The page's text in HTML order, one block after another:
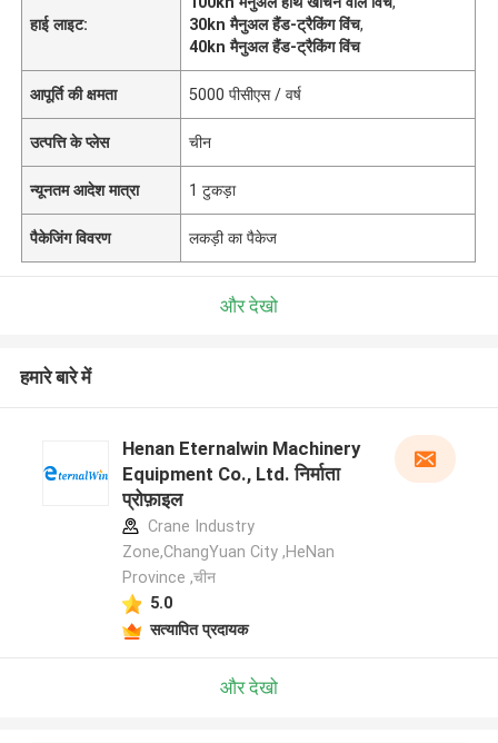
हाई लाइट:
30kn मैनुअल हैंड-ट्रैकिंग विंच,
40kn मैनुअल हैंड-ट्रैकिंग विंच
आपूर्ति की क्षमता 5000 पीसीएस / वर्ष
उत्पत्ति के प्लेस चीन
न्यूनतम आदेश मात्रा 1 टुकड़ा
पैकेजिंग विवरण लकड़ी का पैकेज
और देखो
हमारे बारे में
Henan Eternalwin Machinery
Equipment Co., Ltd. निर्माता
प्रोफ़ाइल
Crane Industry
Zone,ChangYuan City ,HeNan
Province ,चीन
5.0
सत्यापित प्रदायक
और देखो